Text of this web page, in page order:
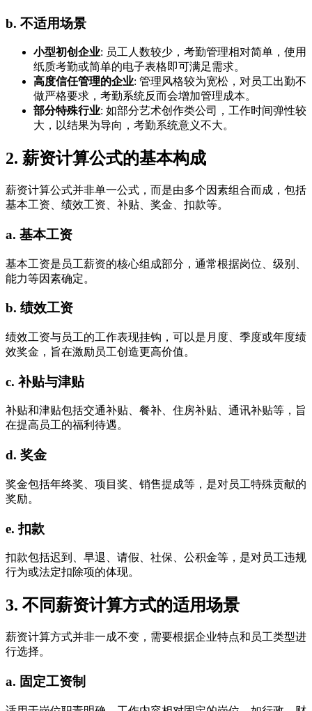
b. 不适用场景
小型初创企业: 员工人数较少，考勤管理相对简单，使用
纸质考勤或简单的电子表格即可满足需求。
高度信任管理的企业: 管理风格较为宽松，对员工出勤不
做严格要求，考勤系统反而会增加管理成本。
部分特殊行业: 如部分艺术创作类公司，工作时间弹性较
大，以结果为导向，考勤系统意义不大。
2. 薪资计算公式的基本构成
薪资计算公式并非单一公式，而是由多个因素组合而成，包括
基本工资、绩效工资、补贴、奖金、扣款等。
a. 基本工资
基本工资是员工薪资的核心组成部分，通常根据岗位、级别、
能力等因素确定。
b. 绩效工资
绩效工资与员工的工作表现挂钩，可以是月度、季度或年度绩
效奖金，旨在激励员工创造更高价值。
c. 补贴与津贴
补贴和津贴包括交通补贴、餐补、住房补贴、通讯补贴等，旨
在提高员工的福利待遇。
d. 奖金
奖金包括年终奖、项目奖、销售提成等，是对员工特殊贡献的
奖励。
e. 扣款
扣款包括迟到、早退、请假、社保、公积金等，是对员工违规
行为或法定扣除项的体现。
3. 不同薪资计算方式的适用场景
薪资计算方式并非一成不变，需要根据企业特点和员工类型进
行选择。
a. 固定工资制